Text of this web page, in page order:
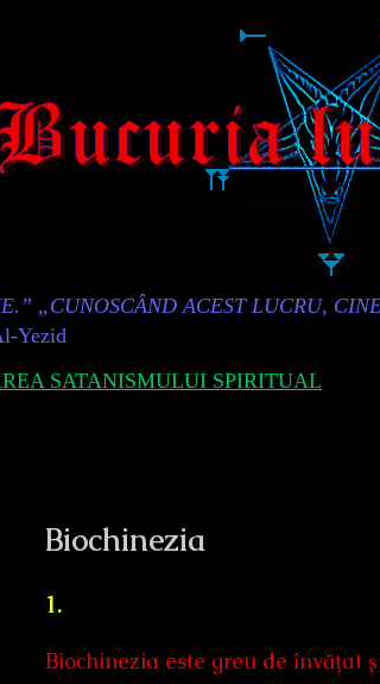
„CUNOSCÂND ACEST LUCRU,
Yezid
SATANISMULUI SPIRITUAL
Biochinezia
1.
Biochinezia este greu de învățat